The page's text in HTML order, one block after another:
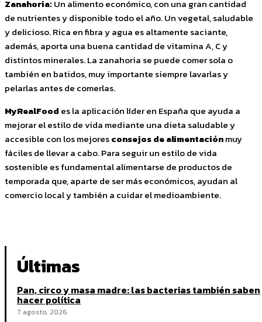
Zanahoria:Un alimento económico, con una gran cantidad
de nutrientes y disponible todo el año. Un vegetal, saludable
y delicioso. Rica en fibra y agua es altamente saciante,
además, aporta una buena cantidad de vitamina A, C y
distintos minerales. La zanahoria se puede comer sola o
también en batidos, muy importante siempre lavarlas y
pelarlas antes de comerlas.
MyRealFood es la aplicación líder en España que ayuda a
mejorar el estilo de vida mediante una dieta saludable y
accesible con los mejoresconsejos de alimentaciónmuy
fáciles de llevar a cabo. Para seguir un estilo de vida
sostenible es fundamental alimentarse de productos de
temporada que, aparte de ser más económicos, ayudan al
comercio local y también a cuidar el medioambiente.
Últimas
Pan, circo y masa madre: las bacterias también saben
hacer política
7 agosto, 2026